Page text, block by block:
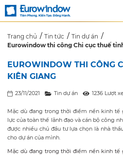
Trang chủ Tin tức
Tin dự án
Eurowindow thi công Chi cục thuế
EUROWINDOW THI CÔNG
KIÊN GIANG
23/11/2021 Tin dự án 1236 Lượt
Mặc dù đang trong thời điểm nền kinh tế
lực của toàn thể lãnh đạo và cán bộ công
được nhiều chủ đầu tư lựa chọn là nhà
cho dự án của mình.
Mặc dù đang trong thời điểm nền kinh tế